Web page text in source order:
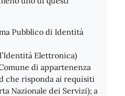
Pubblico di Identità
Elettronica)
di appartenenza
che risponda ai requisiti
Nazionale dei Servizi); a